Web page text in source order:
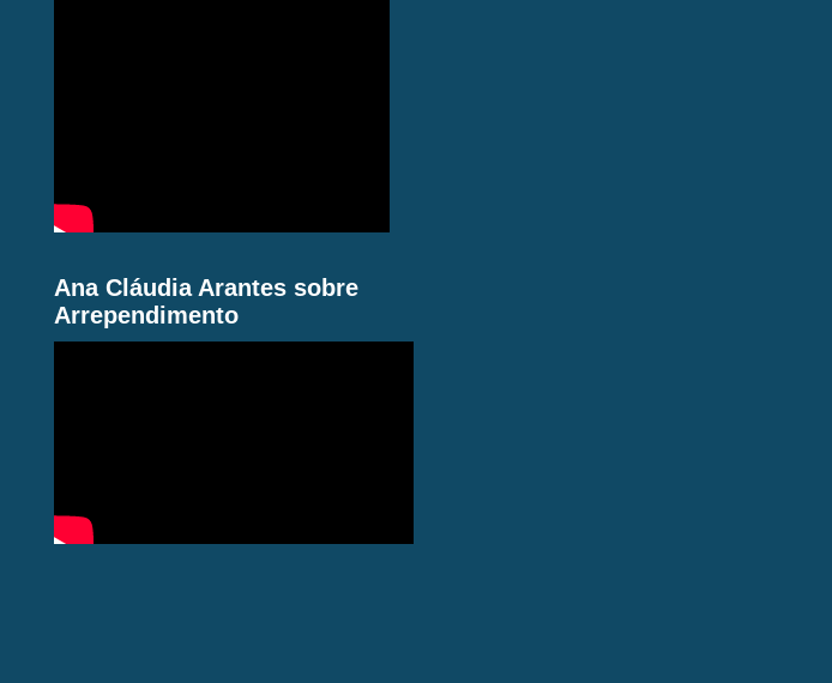
Ana Cláudia Arantes sobre
Arrependimento